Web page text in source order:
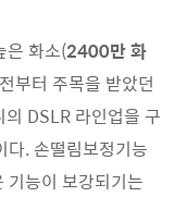
은 화소(2400만 화
부터 주목을 받았던
DSLR 라인업을 구
다. 손떨림보정기능
기능이 보강되기는